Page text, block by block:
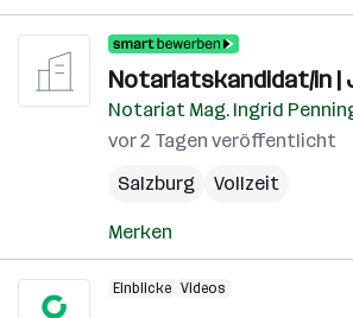
Notariatskandidat/in |
Notariat Mag. Ingrid
vor 2 Tagen veröffentlicht
Salzburg
Vollzeit
Merken
Einblicke Videos